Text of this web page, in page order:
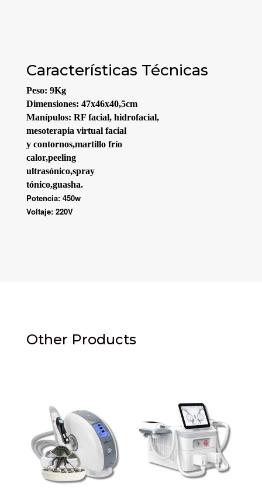
Características Técnicas
Peso: 9Kg
Dimensiones: 47x46x40,5cm
Manípulos: RF facial, hidrofacial,
mesoterapia virtual facial
y contornos,martillo frío
calor,peeling
ultrasónico,spray
tónico,guasha.
Potencia: 450w
Voltaje: 220V
Other Products